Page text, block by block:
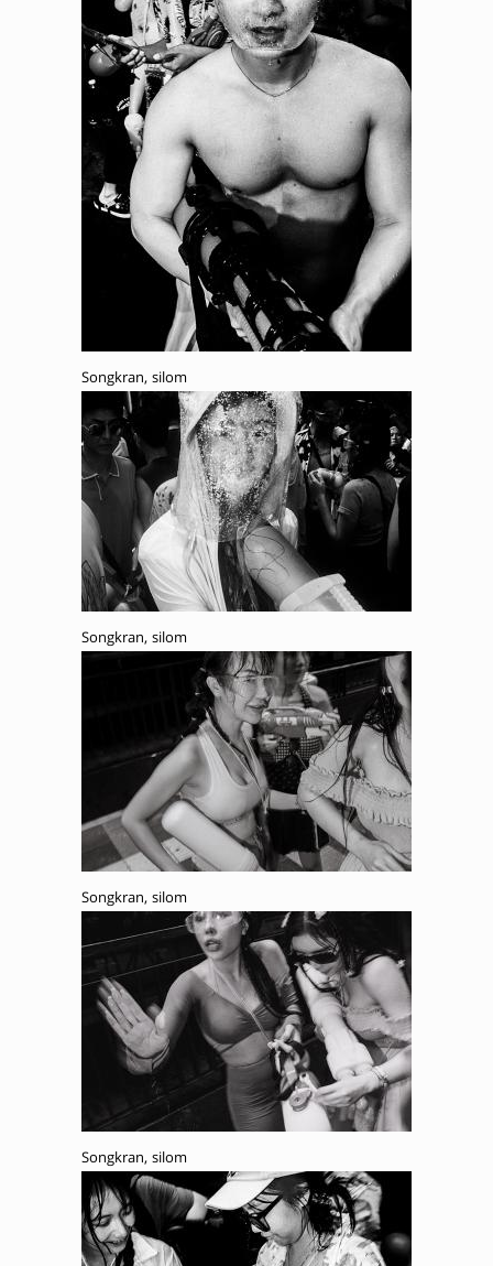
Songkran, silom
Songkran, silom
Songkran, silom
Songkran, silom